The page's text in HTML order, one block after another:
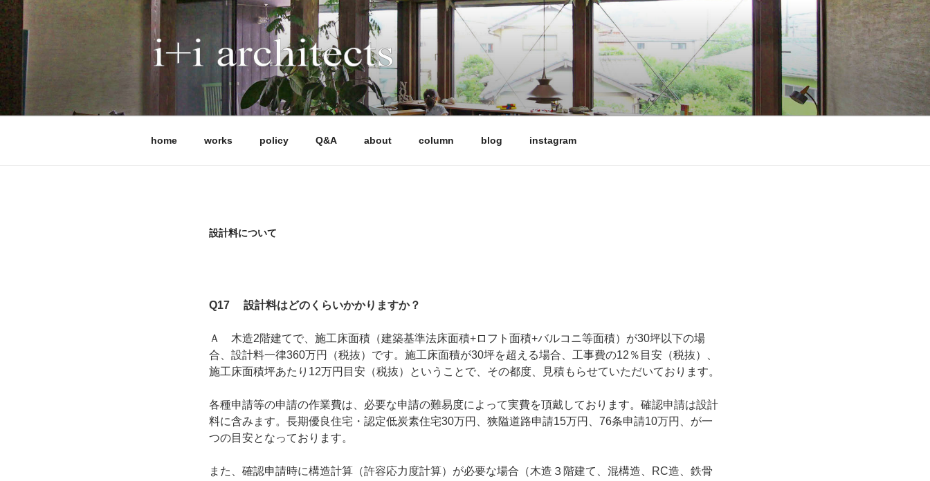
コ
ン
テ
ン
ツ
ス
I+I ARCHITECTS
アイプラスアイ設計事務所は、多様な条件下でも「高性能」と「魅力的なデザイン」を両立させる、木造住宅に特化した設計事務所
です。 これまで全国で120軒以上の住宅を設計監理してきました。気候風土、日当たり、敷地形状、地形、眺望、世帯構成、付帯機
ではなく、屋根や中間領域から住まい全体の成り立ちを考える設計手法により、風景となる建築、環境と一体となった快適な空間を
home works policy Q&A about column blog instagram
設計料について
Q17 設計料はどのくらいかかりますか？
Ａ 木造2階建てで、施工床面積（建築基準法床面積+ロフト面積+バルコニ等面積）が30坪以下の場
合、設計料一律360万円（税抜）です。施工床面積が30坪を超える場合、工事費の12％目安（税抜）、
施工床面積坪あたり12万円目安（税抜）ということで、その都度、見積もらせていただいております。
各種申請等の申請の作業費は、必要な申請の難易度によって実費を頂戴しております。確認申請は設計
料に含みます。長期優良住宅・認定低炭素住宅30万円、狭隘道路申請15万円、76条申請10万円、が一
つの目安となっております。
また、確認申請時に構造計算（許容応力度計算）が必要な場合（木造３階建て、混構造、RC造、鉄骨